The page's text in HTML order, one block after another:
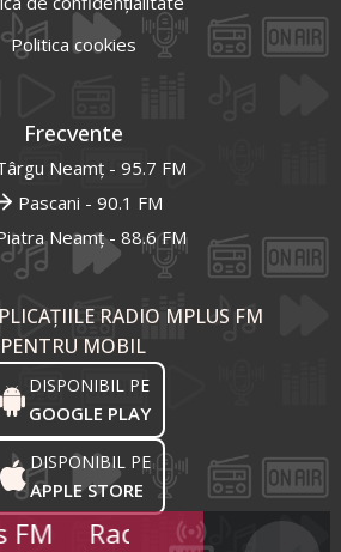
Politica cookies
Frecvente
Neamț - 95.7 FM
Pascani - 90.1 FM
Neamț - 88.6 FM
RADIO MPLUS FM
PENTRU MOBIL
DISPONIBIL PE
GOOGLE PLAY
DISPONIBIL PE
APPLE STORE
Radio Mplus FM